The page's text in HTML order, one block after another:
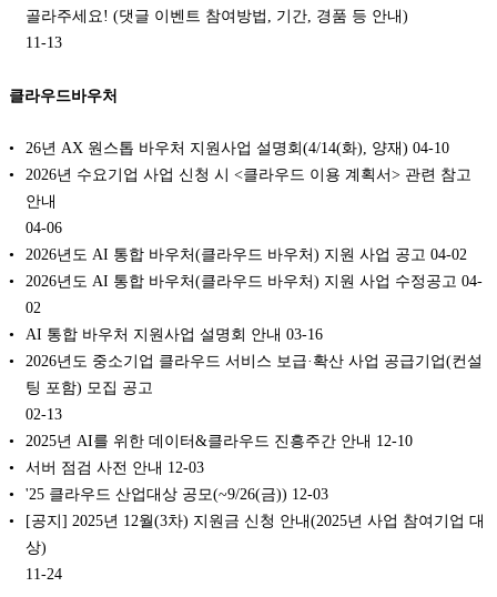
골라주세요! (댓글 이벤트 참여방법, 기간, 경품 등 안내)
11-13
클라우드바우처
26년 AX 원스톱 바우처 지원사업 설명회(4/14(화), 양재) 04-10
2026년 수요기업 사업 신청 시 <클라우드 이용 계획서> 관련 참고
안내
04-06
2026년도 AI 통합 바우처(클라우드 바우처) 지원 사업 공고 04-02
2026년도 AI 통합 바우처(클라우드 바우처) 지원 사업 수정공고 04-
02
AI 통합 바우처 지원사업 설명회 안내 03-16
2026년도 중소기업 클라우드 서비스 보급·확산 사업 공급기업(컨설
팅 포함) 모집 공고
02-13
2025년 AI를 위한 데이터&클라우드 진흥주간 안내 12-10
서버 점검 사전 안내 12-03
'25 클라우드 산업대상 공모(~9/26(금)) 12-03
[공지] 2025년 12월(3차) 지원금 신청 안내(2025년 사업 참여기업 대
상)
11-24